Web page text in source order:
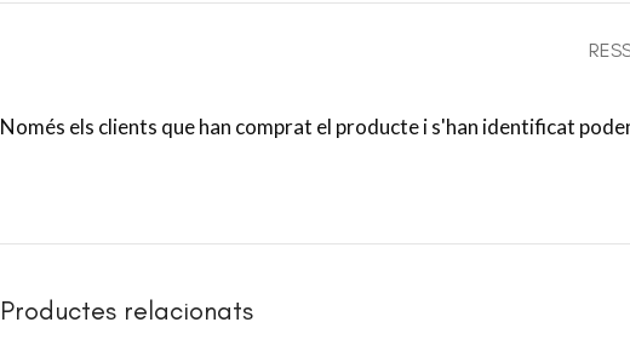
Només els clients que han comprat el producte i s'han identificat
Productes relacionats